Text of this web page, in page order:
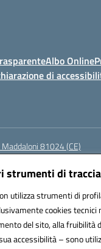
strumenti di
utilizza strumenti di
cookies tecnici
del sito, alla fruibilità
accessibilità – sono
Albo Online
di
81024 (CE)
(PEC):
CEIC8AN00R
Amministrazioni
(CUF): UFORSV